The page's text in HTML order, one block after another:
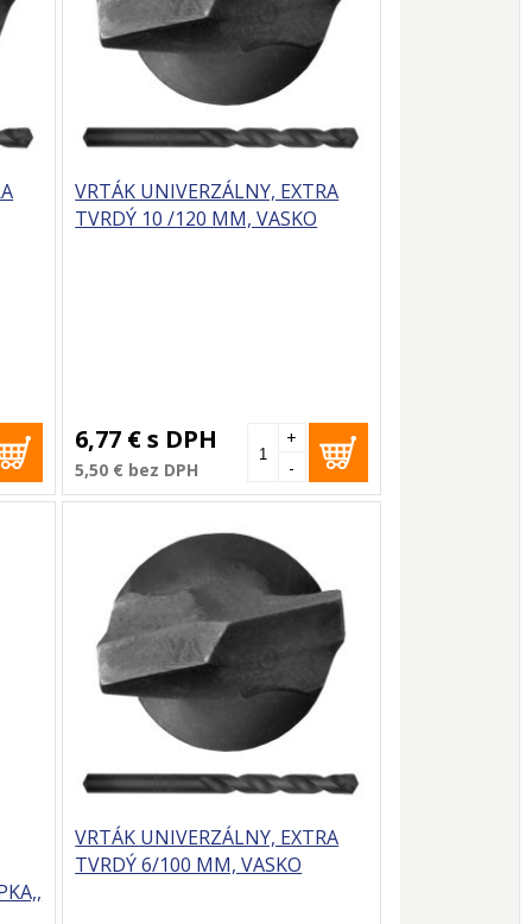
VRTÁK UNIVERZÁLNY, EXTRA
TVRDÝ 10 /120 MM, VASKO
6,77 €s DPH
5,50 € bez DPH -
+
VRTÁK UNIVERZÁLNY, EXTRA
TVRDÝ 6/100 MM, VASKO